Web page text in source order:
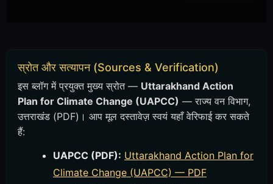
स्रोत और सत्यापन (Sources & Verification)
इस ब्लॉग में प्रयुक्त मुख्य स्रोत — Uttarakhand Action
Plan for Climate Change (UAPCC) — राज्य वन विभाग,
उत्तराखंड (PDF)। आप मूल दस्तावेज़ स्वयं यहाँ वेरिफाई कर सकते
हैं:
UAPCC (PDF): Uttarakhand Action Plan for
Climate Change (UAPCC) — PDF